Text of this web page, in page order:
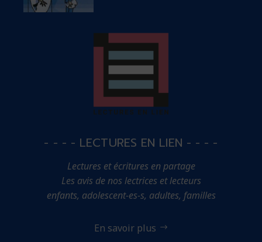
- - - - LECTURES EN LIEN - - - -
Lectures et écritures en partage
Les avis de nos lectrices et lecteurs
enfants, adolescent-es-s, adultes, familles
En savoir plus